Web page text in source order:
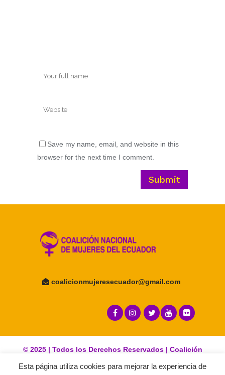
Save my name, email, and website in this
browser for the next time I comment.
coalicionmujeresecuador@gmail.com
© 2025 | Todos los Derechos Reservados | Coalición
Nacional de Mujeres del Ecuador
Esta página utiliza cookies para mejorar la experiencia de